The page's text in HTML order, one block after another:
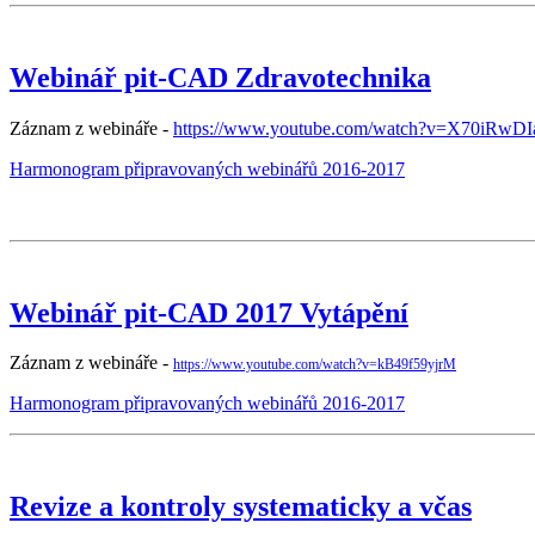
Webinář pit-CAD Zdravotechnika
Záznam z webináře - https://www.youtube.com/
Harmonogram připravovaných webinářů 2016-2017
Webinář pit-CAD 2017 Vytápění
Záznam z webináře - https://www.youtube.com/watch?v=kB49f59yjrM
Harmonogram připravovaných webinářů 2016-2017
Revize a kontroly systematicky a včas